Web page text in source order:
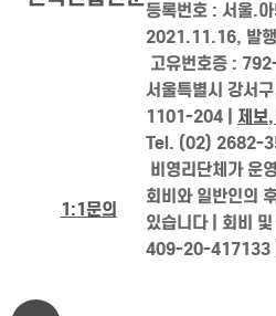
등록번호 : 서울.
2021.11.16, 발
고유번호증 :
서울특별시 강서
1101-204 | 제보
Tel. (02) 2682-
1:1문의
비영리단체가 운
회비와 일반인의
있습니다 | 회비
409-20-417133